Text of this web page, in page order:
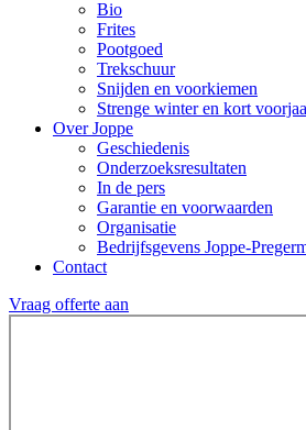
Bio
Frites
Pootgoed
Trekschuur
Snijden en voorkiemen
Strenge winter en kort
Over Joppe
Geschiedenis
Onderzoeksresultaten
In de pers
Garantie en voorwaarden
Organisatie
Bedrijfsgevens Joppe-
Contact
Vraag offerte aan